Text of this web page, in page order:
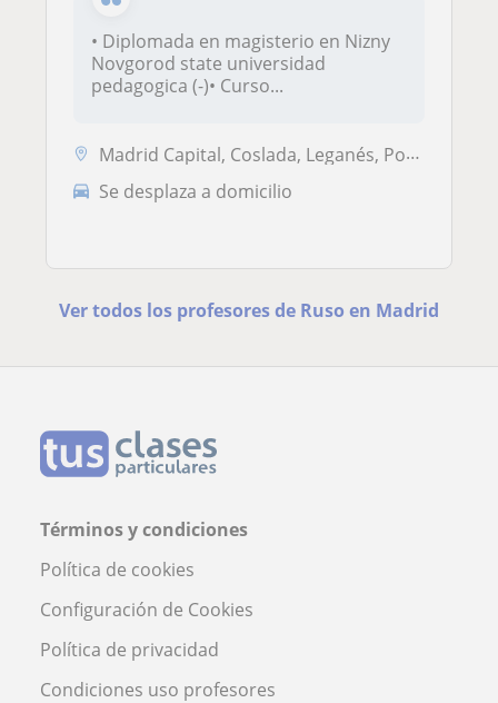
• Diplomada en magisterio en Nizny
Novgorod state universidad
pedagogica (-)• Curso...
Madrid Capital, Coslada, Leganés, Pozuelo de Alarcón, Getafe
Se desplaza a domicilio
Ver todos los profesores de Ruso en Madrid
Términos y condiciones
Política de cookies
Configuración de Cookies
Política de privacidad
Condiciones uso profesores